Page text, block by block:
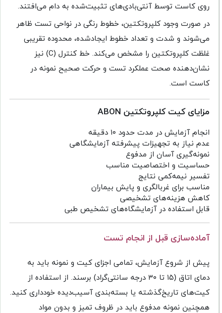
روی کاست توسط آنتی‌بادی‌های تثبیت‌شده به دام می‌افتند.
در صورت وجود کلپروتکتین، خطوط رنگی در نواحی تست ظاهر
می‌شوند و شدت و تعداد خطوط ایجادشده، محدوده تقریبی
غلظت کلپروتکتین را مشخص می‌کند. خط کنترل (C) نیز
نشان‌دهنده صحت عملکرد تست و حرکت صحیح نمونه در
کاست است.
مزایای کیت کلپروتکتین ABON
انجام آزمایش در مدت حدود ۱۰ دقیقه
عدم نیاز به تجهیزات پیشرفته آزمایشگاهی
نمونه‌گیری آسان از مدفوع
حساسیت و اختصاصیت مناسب
تفسیر نیمه‌کمی نتایج
مناسب برای غربالگری و پایش بیماران
کاهش هزینه‌های تشخیصی
قابل استفاده در آزمایشگاه‌های تشخیص طبی
آماده‌سازی قبل از انجام تست
پیش از شروع آزمایش، تمامی اجزای کیت و نمونه باید به
دمای اتاق (۱۵ تا ۳۰ درجه سانتی‌گراد) برسند. از استفاده از
کیت‌های تاریخ‌گذشته یا بسته‌بندی آسیب‌دیده خودداری کنید.
همچنین نمونه مدفوع باید در ظروف تمیز و بدون مواد